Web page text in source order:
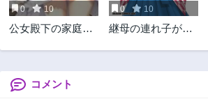
第23話
2年前
第22話
2年前
第21話 第20話
第19話
0 10
公女殿下の家庭教
0 10
継母の連れ子が元
コメント